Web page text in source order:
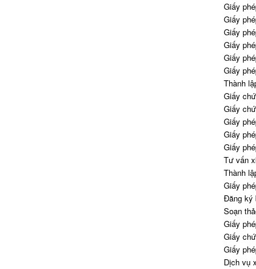
Giấy
Giấy
Giấy
Giấy
Giấy
Giấy
Thành
Giấy
Giấy
Giấy
Giấy
Giấy
Tư vấn
Thành
Giấy
Đăng ký
Soạn
Giấy
Giấy
Giấy
Dịch vụ